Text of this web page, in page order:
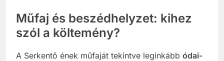
Műfaj és beszédhelyzet: kihez
szól a költemény?
A Serkentő ének műfaját tekintve leginkább ódai-